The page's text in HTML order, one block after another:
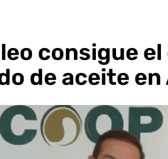
consigue
de aceite